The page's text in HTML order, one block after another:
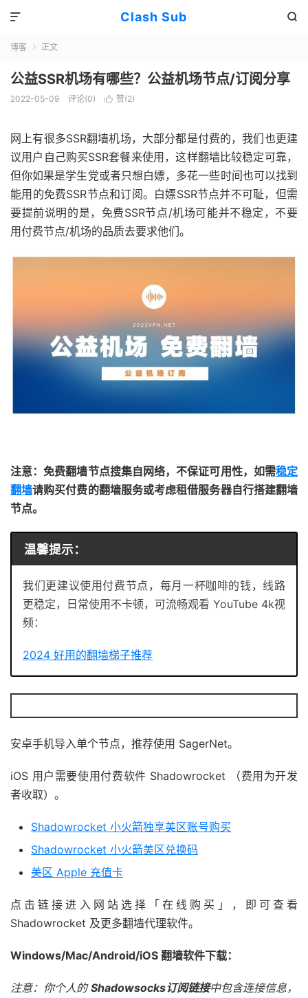
Clash Sub 

博客  正文
公益SSR机场有哪些？公益机场节点/订阅分享
2022-05-09 评论(0)  赞(2)
网上有很多SSR翻墙机场，大部分都是付费的，我们也更建
议用户自己购买SSR套餐来使用，这样翻墙比较稳定可靠，
但你如果是学生党或者只想白嫖，多花一些时间也可以找到
能用的免费SSR节点和订阅。白嫖SSR节点并不可耻，但需
要提前说明的是，免费SSR节点/机场可能并不稳定，不要
用付费节点/机场的品质去要求他们。
注意：免费翻墙节点搜集自网络，不保证可用性，如需稳定
翻墙请购买付费的翻墙服务或考虑租借服务器自行搭建翻墙
节点。
温馨提示：
我们更建议使用付费节点，每月一杯咖啡的钱，线路
更稳定，日常使用不卡顿，可流畅观看 YouTube 4k视
频：
2024 好用的翻墙梯子推荐
安卓手机导入单个节点，推荐使用 SagerNet。
iOS 用户需要使用付费软件 Shadowrocket （费用为开发
者收取）。
Shadowrocket 小火箭独享美区账号购买
Shadowrocket 小火箭美区兑换码
美区 Apple 充值卡
点击链接进入网站选择「在线购买」，即可查看
Shadowrocket 及更多翻墙代理软件。
Windows/Mac/Android/iOS 翻墙软件下载：
注意：你个人的Shadowsocks订阅链接中包含连接信息，